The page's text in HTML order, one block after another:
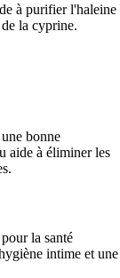
à purifier l'haleine
la cyprine.
bonne
aide à éliminer les
la santé
intime et une